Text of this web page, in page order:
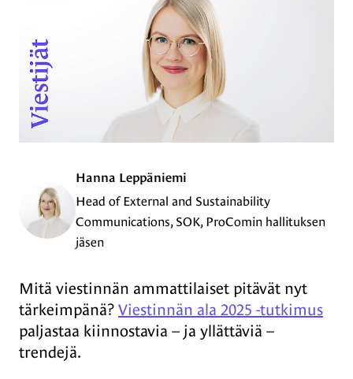
Hanna Leppäniemi
Head of External and Sustainability
Communications, SOK, ProComin hallituksen
jäsen
Mitä viestinnän ammattilaiset pitävät nyt
tärkeimpänä? Viestinnän ala 2025 -tutkimus
paljastaa kiinnostavia – ja yllättäviä –
trendejä.